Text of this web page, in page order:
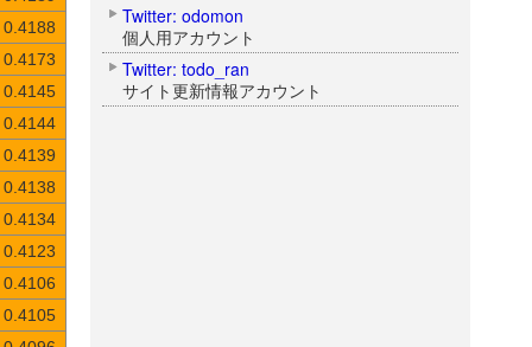
Twitter: odomon
個人用アカウント
Twitter: todo_ran
サイト更新情報アカウント
0.4188
0.4173
0.4145
0.4144
0.4139
0.4138
0.4134
0.4123
0.4106
0.4105